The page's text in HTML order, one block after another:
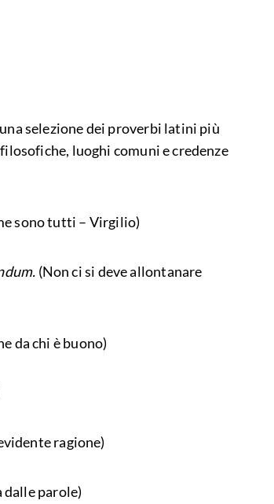
selezione dei proverbi latini più
luoghi comuni e credenze
sono tutti – Virgilio)
(Non ci si deve allontanare
da chi è buono)
ragione)
parole)